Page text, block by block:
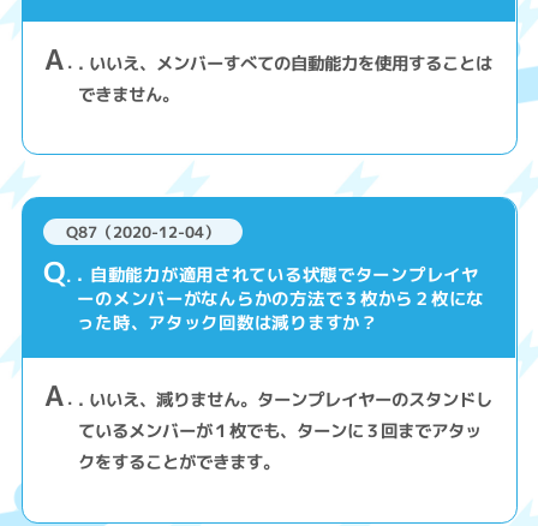
A . いいえ、メンバーすべての自動能力を使用することは
できません。
Q87（2020-12-04）
Q . 自動能力が適用されている状態でターンプレイヤ
ーのメンバーがなんらかの方法で３枚から２枚にな
った時、アタック回数は減りますか？
A . いいえ、減りません。ターンプレイヤーのスタンドし
ているメンバーが１枚でも、ターンに３回までアタッ
クをすることができます。